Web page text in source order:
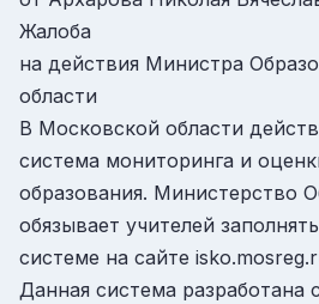
Жалоба
на действия Министра
области
В Московской области
система мониторинга и
образования. Министерство
обязывает учителей
системе на сайте
Данная система разработана